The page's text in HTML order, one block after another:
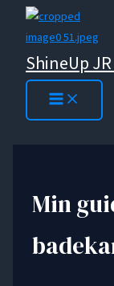
Zum
Inhalt
springen
ShineUp
Min